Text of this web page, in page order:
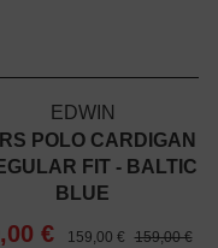
EDWIN
POLO CARDIGAN
FIT - BALTIC
BLUE
€ 159,00 € 159,00 €